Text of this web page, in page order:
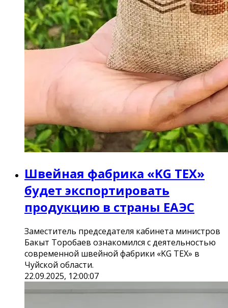
Швейная фабрика «KG TEX»
будет экспортировать
продукцию в страны ЕАЭС
Заместитель председателя кабинета министров
Бакыт Торобаев ознакомился с деятельностью
современной швейной фабрики «KG TEX» в
Чуйской области.
22.09.2025, 12:00:07